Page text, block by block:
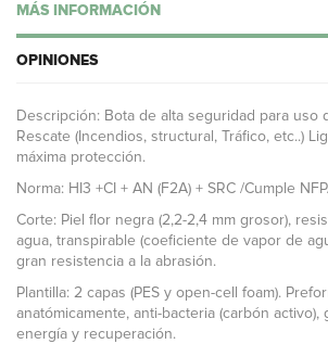
MÁS INFORMACIÓN
OPINIONES
Descripción: Bota de alta seguridad para uso
Rescate (Incendios, structural, Tráfico, etc..)
máxima protección.
Norma: HI3 +CI + AN (F2A) + SRC /Cumple
Corte: Piel flor negra (2,2-2,4 mm grosor),
agua, transpirable (coeficiente de vapor de
gran resistencia a la abrasión.
Plantilla: 2 capas (PES y open-cell foam).
anatómicamente, anti-bacteria (carbón
energía y recuperación.